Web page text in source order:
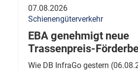
07.08.2026
Schienengüterverkehr
EBA genehmigt neue
Trassenpreis-
Wie DB InfraGo gestern